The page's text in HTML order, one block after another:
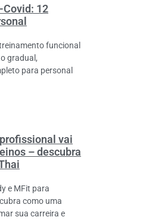
12
funcional
gradual,
para personal
vai
– descubra
e MFit para
como uma
sua carreira e